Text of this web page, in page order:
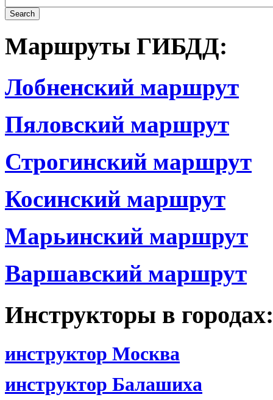
Маршруты ГИБДД:
Лобненский маршрут
Пяловский маршрут
Строгинский маршрут
Косинский маршрут
Марьинский маршрут
Варшавский маршрут
Инструкторы в городах:
инструктор Москва
инструктор Балашиха